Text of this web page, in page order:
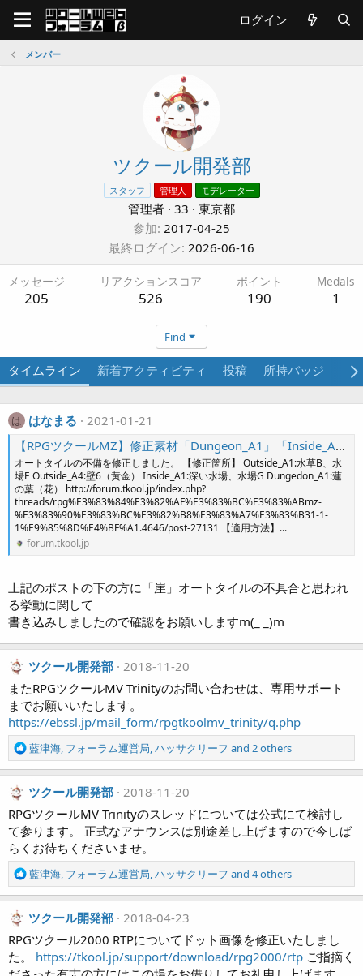
ログイン
メンバー
ツクール開発部
スタッフ 管理人 モデレーター
管理者 · 33 · 東京都
参加 2017-04-25
最終ログイン 2026-06-16
メッセージ
205
リアクションスコア
526
ポイント
190
Medals
1
Find
タイムライン 新着アクティビティ 投稿 所持バッジ プ
は はなまる
2021-01-21
【RPGツクールMZ】修正素材「Dungeon_A1」「Inside_A1」「Outside_A1」「Outside_A4」
オートタイルの不備を修正しました。 【修正箇所】 Outside_A1:水草B、水
場E Outside_A4:壁6（黄金） Inside_A1:深い水場、水場G Dungedon_A1:蓮
の葉（花） http://forum.tkool.jp/index.php?
threads/rpg%E3%83%84%E3%82%AF%E3%83%BC%E3%83%ABmz-
%E3%83%90%E3%83%BC%E3%82%B8%E3%83%A7%E3%83%B31-1-
1%E9%85%8D%E4%BF%A1.4646/post-27131 【適用方法】...
forum.tkool.jp
上記のポストの下の方に「崖」オートタイルの不具合と思われ
る挙動に関して
書き込みしましたので確認をお願いしますm(_ _)m
ツクール開発部
2018-11-20
またRPGツクールMV Trinityのお問い合わせは、専用サポート
までお願いいたします。
https://ebssl.jp/mail_form/rpgtkoolmv_trinity/q.php
R
e
a
c
i
o
n
s
:
藍津海, フォーラム運営局,ハッサクリーフ and 2 others
ツクール開発部
2018-11-20
RPGツクールMV Trinityのスレッドについては公式にて検討し
て参ります。 正式なアナウンスは別途差し上げますので今しば
らくお待ちくださいませ。
R
e
a
c
i
藍津海, フォーラム運営局,ハッサクリーフ and 4 others
ツクール開発部
2018-04-23
RPGツクール2000 RTPについてドット画像を修正いたしまし
た。 https://tkool.jp/support/download/rpg2000/rtp ご指摘く